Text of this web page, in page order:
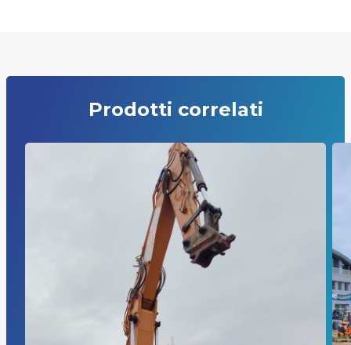
Prodotti correlati